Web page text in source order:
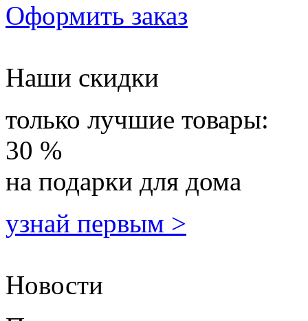
Оформить заказ
Наши скидки
только лучшие товары:
30 %
на подарки для дома
узнай первым >
Новости